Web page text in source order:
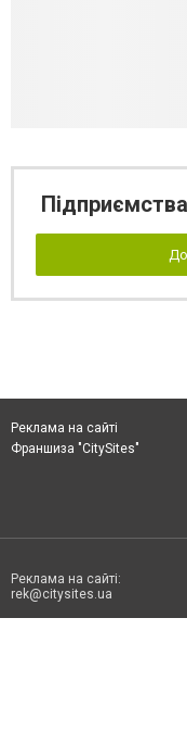
Реклама на сайті
Франшиза "CitySites"
Реклама на сайті:
rek@citysites.ua